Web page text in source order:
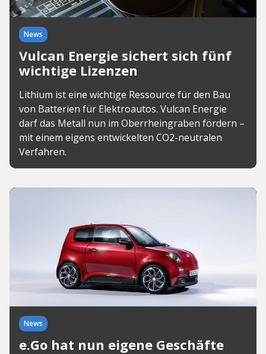
News
Vulcan Energie sichert sich fünf
wichtige Lizenzen
Lithium ist eine wichtige Ressource für den Bau
von Batterien für Elektroautos. Vulcan Energie
darf das Metall nun im Oberrheingraben fördern –
mit einem eigens entwickelten CO2-neutralen
Verfahren.
News
e.Go hat nun eigene Geschäfte